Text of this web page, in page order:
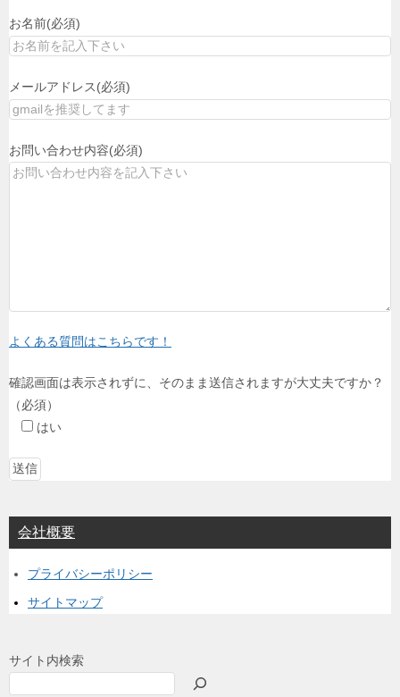
お名前(必須)
メールアドレス(必須)
お問い合わせ内容(必須)
よくある質問はこちらです！
確認画面は表示されずに、そのまま送信されますが大丈夫ですか？
（必須）
はい
会社概要
プライバシーポリシー
サイトマップ
サイト内検索